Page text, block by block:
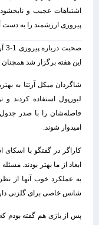
اشتباهات عجیب و نابخشودنی
پیروزی ارزشمند را به دست
صحبت
این هفته برگزار شد همچنان
شاگردان میکل آرتتا به
لیورپول استفاده کردند و
فاصله‌شان را با صدر جدول
امیدوار شوند.
کاراگر در گفتگو با اسکای
ابعاد از ما بهتر بودند.
به عملکرد خوب آنها از
شانس خاصی برای گلزنی دارد.
پس از بازی هم گفته بودم که